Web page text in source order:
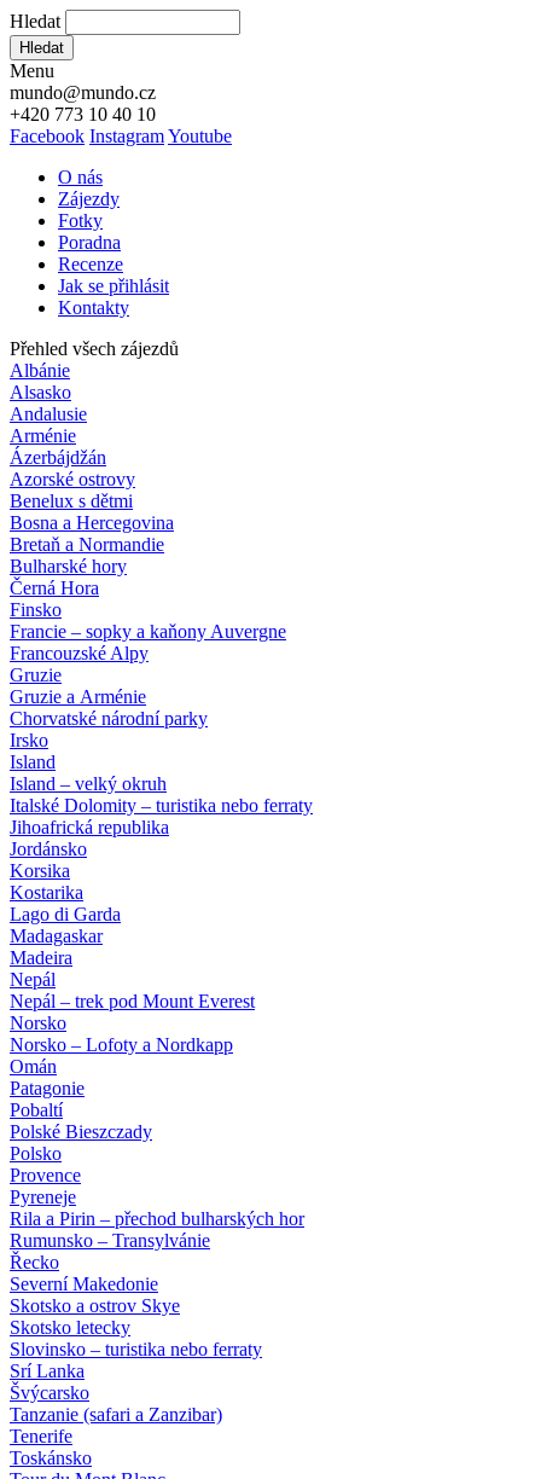
Hledat
Hledat
Menu
mundo@mundo.cz
+420 773 10 40 10
Facebook InstagramYoutube
O nás
Zájezdy
Fotky
Poradna
Recenze
Jak se přihlásit
Kontakty
Přehled všech zájezdů
Albánie
Alsasko
Andalusie
Arménie
Ázerbájdžán
Azorské ostrovy
Benelux s dětmi
Bosna a Hercegovina
Bretaň a Normandie
Bulharské hory
Černá Hora
Finsko
Francie – sopky a kaňony Auvergne
Francouzské Alpy
Gruzie
Gruzie a Arménie
Chorvatské národní parky
Irsko
Island
Island – velký okruh
Italské Dolomity – turistika nebo ferraty
Jihoafrická republika
Jordánsko
Korsika
Kostarika
Lago di Garda
Madagaskar
Madeira
Nepál
Nepál – trek pod Mount Everest
Norsko
Norsko – Lofoty a Nordkapp
Omán
Patagonie
Pobaltí
Polské Bieszczady
Polsko
Provence
Pyreneje
Rila a Pirin – přechod bulharských hor
Rumunsko – Transylvánie
Řecko
Severní Makedonie
Skotsko a ostrov Skye
Skotsko letecky
Slovinsko – turistika nebo ferraty
Srí Lanka
Švýcarsko
Tanzanie (safari a Zanzibar)
Tenerife
Toskánsko